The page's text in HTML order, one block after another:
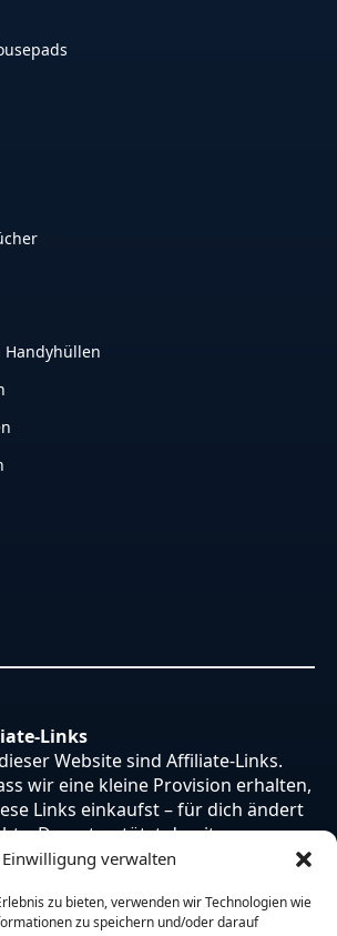
Einwilligung verwalten
zu bieten, verwenden wir Technologien wie
zu speichern und/oder darauf
Links
Website sind Affiliate-Links.
wir eine kleine Provision erhalten,
Links einkaufst – für dich ändert
Du unterstützt damit unsere
dafür!